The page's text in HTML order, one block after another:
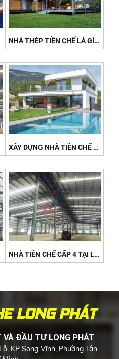
NHÀ THÉP TIỀN CHẾ LÀ GÌ? CẤU TẠO, ƯU ĐIỂM VÀ ỨNG DỤNG PHỔ BIẾN 2026
XÂY DỰNG NHÀ TIỀN CHẾ NGHỈ DƯỠNG TẠI XUYÊN MỘC (HỒ TRÀM) - NHANH, ĐẸP, TIẾT KIỆM 2026
NHÀ TIỀN CHẾ CẤP 4 TẠI LONG ĐIỀN - GIẢI PHÁP TIẾT KIỆM CHO GIA ĐÌNH 2026
LONG PHÁT
VÀ ĐẦU TƯ LONG PHÁT
KP Song Vĩnh, Phường Tân